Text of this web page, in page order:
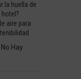
la huella de
aire para
No Hay